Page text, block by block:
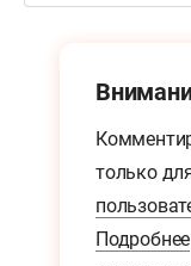
только
Подробнее